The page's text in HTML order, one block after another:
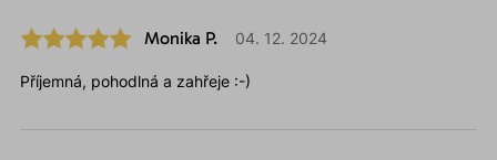
Monika P. 04. 12. 2024
Příjemná, pohodlná a zahřeje :-)